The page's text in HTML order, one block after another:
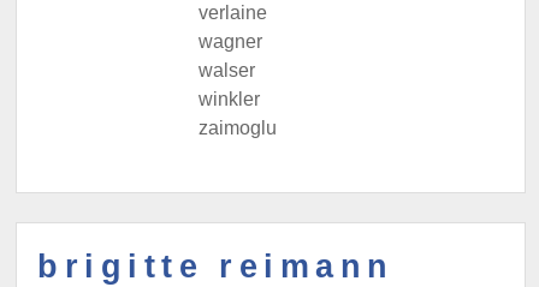
verlaine
wagner
walser
winkler
zaimoglu
brigitte reimann